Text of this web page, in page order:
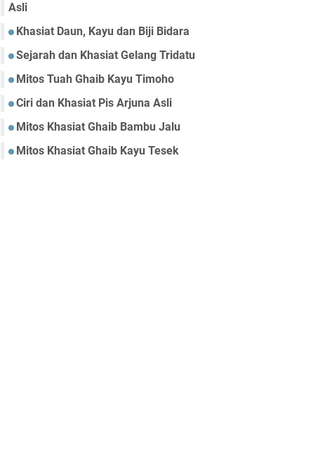
Asli
Khasiat Daun, Kayu dan Biji Bidara
Sejarah dan Khasiat Gelang Tridatu
Mitos Tuah Ghaib Kayu Timoho
Ciri dan Khasiat Pis Arjuna Asli
Mitos Khasiat Ghaib Bambu Jalu
Mitos Khasiat Ghaib Kayu Tesek